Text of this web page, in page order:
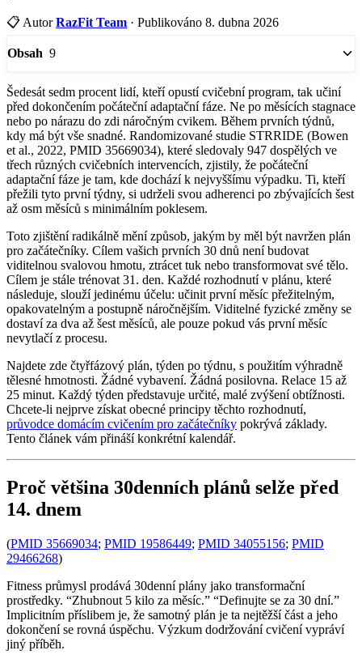
📋 AutorRazFit Team · Publikováno 8. dubna 2026
Obsah 9
Šedesát sedm procent lidí, kteří opustí cvičební program, tak učiní
před dokončením počáteční adaptační fáze. Ne po měsících stagnace
nebo po nárazu do zdi náročným cvikem. Během prvních týdnů,
kdy má být vše snadné. Randomizované studie STRRIDE (Bowen
et al., 2022, PMID 35669034), které sledovaly 947 dospělých ve
třech různých cvičebních intervencích, zjistily, že počáteční
adaptační fáze je tam, kde dochází k nejvyššímu výpadku. Ti, kteří
přežili tyto první týdny, si udrželi svou adherenci po zbývajících šest
až osm měsíců s minimálním poklesem.
Toto zjištění radikálně mění způsob, jakým by měl být navržen plán
pro začátečníky. Cílem vašich prvních 30 dnů není budovat
viditelnou svalovou hmotu, ztrácet tuk nebo transformovat své tělo.
Cílem je stále trénovat 31. den. Každé rozhodnutí v plánu, které
následuje, slouží jedinému účelu: učinit první měsíc přežitelným,
opakovatelným a postupně náročnějším. Viditelné fyzické změny se
dostaví za dva až šest měsíců, ale pouze pokud vás první měsíc
nevytlačí z procesu.
Najdete zde čtyřfázový plán, týden po týdnu, s použitím výhradně
tělesné hmotnosti. Žádné vybavení. Žádná posilovna. Relace 15 až
25 minut. Každý týden představuje určité, malé zvýšení obtížnosti.
Chcete-li nejprve získat obecné principy těchto rozhodnutí,
průvodce domácím cvičením pro začátečníky pokrývá základy.
Tento článek vám přináší konkrétní kalendář.
Proč většina 30denních plánů selže před
14. dnem
(PMID 35669034; PMID 19586449; PMID 34055156; PMID
29466268)
Fitness průmysl prodává 30denní plány jako transformační
prostředky. “Zhubnout 5 kilo za měsíc.” “Definujte se za 30 dní.”
Implicitním příslibem je, že samotný plán je ta nejtěžší část a jeho
dokončení se rovná úspěchu. Výzkum dodržování cvičení vypráví
jiný příběh.